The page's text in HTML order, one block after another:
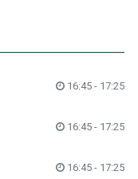
16:45 - 17:25
16:45 - 17:25
16:45 - 17:25